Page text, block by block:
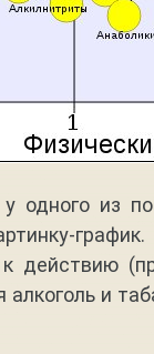
одного из
график.
действию
и